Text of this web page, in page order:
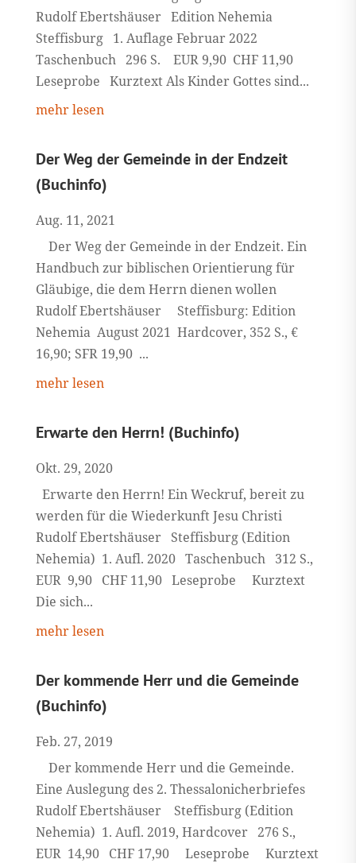
Rudolf Ebertshäuser Edition Nehemia
Steffisburg 1. Auflage Februar 2022
Taschenbuch 296 S. EUR 9,90 CHF 11,90
Leseprobe Kurztext Als Kinder Gottes sind...
mehr lesen
Der Weg der Gemeinde in der Endzeit
(Buchinfo)
Aug. 11, 2021
Der Weg der Gemeinde in der Endzeit. Ein
Handbuch zur biblischen Orientierung für
Gläubige, die dem Herrn dienen wollen
Rudolf Ebertshäuser Steffisburg: Edition
Nehemia August 2021 Hardcover, 352 S., €
16,90; SFR 19,90 ...
mehr lesen
Erwarte den Herrn! (Buchinfo)
Okt. 29, 2020
Erwarte den Herrn! Ein Weckruf, bereit zu
werden für die Wiederkunft Jesu Christi
Rudolf Ebertshäuser Steffisburg (Edition
Nehemia) 1. Aufl. 2020 Taschenbuch 312 S.,
EUR 9,90 CHF 11,90 Leseprobe Kurztext
Die sich...
mehr lesen
Der kommende Herr und die Gemeinde
(Buchinfo)
Feb. 27, 2019
Der kommende Herr und die Gemeinde.
Eine Auslegung des 2. Thessalonicherbriefes
Rudolf Ebertshäuser Steffisburg (Edition
Nehemia) 1. Aufl. 2019, Hardcover 276 S.,
EUR 14,90 CHF 17,90 Leseprobe Kurztext